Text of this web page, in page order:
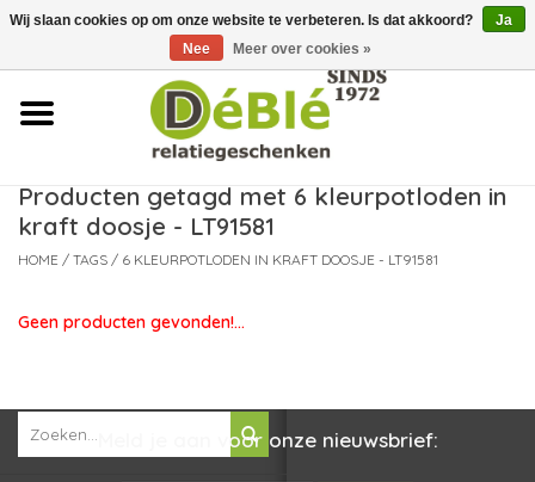
Over ons
Contact
Nieuws
Producten getagd met 6 kleurpotloden in
kraft doosje - LT91581
HOME / TAGS / 6 KLEURPOTLODEN IN KRAFT DOOSJE - LT91581
Geen producten gevonden!...
Meld je aan voor onze nieuwsbrief:
Wij slaan cookies op om onze website te verbeteren. Is dat akkoord?
Ja
Nee
Meer over cookies »